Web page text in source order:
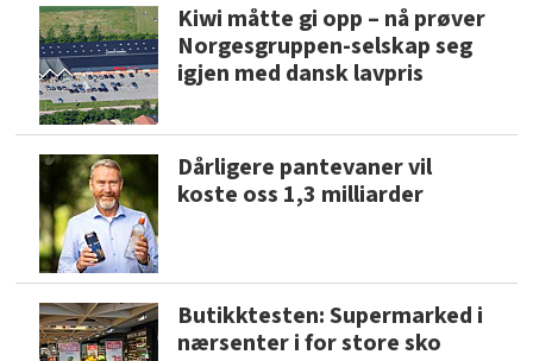
Kiwi måtte gi opp – nå prøver
Norgesgruppen-selskap seg
igjen med dansk lavpris
Dårligere pantevaner vil
koste oss 1,3 milliarder
Butikktesten: Supermarked i
nærsenter i for store sko